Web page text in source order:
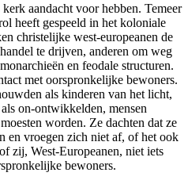
aandacht voor hebben. Temeer
heeft gespeeld in het koloniale
christelijke west-europeanen de
te drijven, anderen om weg
en feodale structuren.
met oorspronkelijke bewoners.
als kinderen van het licht,
on-ontwikkelden, mensen
worden. Ze dachten dat ze
en vroegen zich niet af, of het ook
zij, West-Europeanen, niet iets
bewoners.